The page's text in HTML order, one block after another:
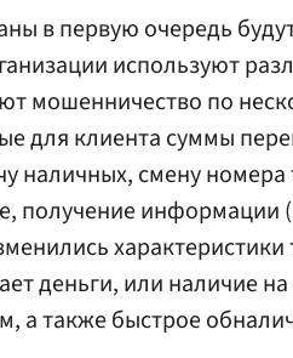
в первую очередь
используют
мошенничество по
для клиента суммы
наличных, смену
получение информации
деньги, или наличие на
а также быстрое